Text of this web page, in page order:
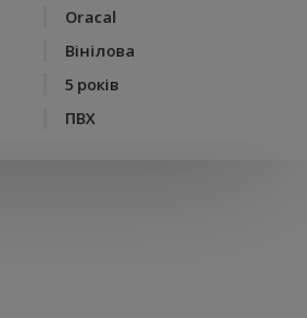
Oracal
Вінілова
5 років
ПВХ